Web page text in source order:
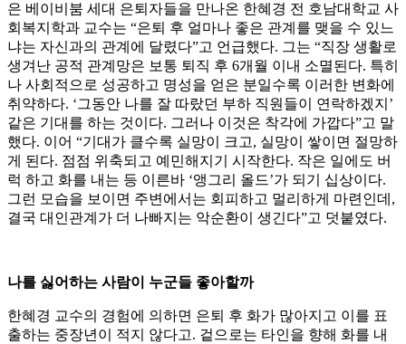
은 베이비붐 세대 은퇴자들을 만나온 한혜경 전 호남대학교 사
회복지학과 교수는 “은퇴 후 얼마나 좋은 관계를 맺을 수 있느
냐는 자신과의 관계에 달렸다”고 언급했다. 그는 “직장 생활로
생겨난 공적 관계망은 보통 퇴직 후 6개월 이내 소멸된다. 특히
나 사회적으로 성공하고 명성을 얻은 분일수록 이러한 변화에
취약하다. ‘그동안 나를 잘 따랐던 부하 직원들이 연락하겠지’
같은 기대를 하는 것이다. 그러나 이것은 착각에 가깝다”고 말
했다. 이어 “기대가 클수록 실망이 크고, 실망이 쌓이면 절망하
게 된다. 점점 위축되고 예민해지기 시작한다. 작은 일에도 버
럭 하고 화를 내는 등 이른바 ‘앵그리 올드’가 되기 십상이다.
그런 모습을 보이면 주변에서는 회피하고 멀리하게 마련인데,
결국 대인관계가 더 나빠지는 악순환이 생긴다”고 덧붙였다.
나를 싫어하는 사람이 누군들 좋아할까
한혜경 교수의 경험에 의하면 은퇴 후 화가 많아지고 이를 표
출하는 중장년이 적지 않다고. 겉으로는 타인을 향해 화를 내